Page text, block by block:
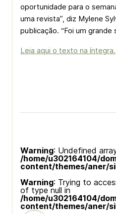
oportunidade para o
uma revista”, diz Mylene
publicação. “Foi um grande
Leia aqui o texto na íntegra.
Warning: Undefined
/home/u302164104/
content/themes/aner/
Warning: Trying to
of type null in
/home/u302164104/
content/themes/aner/